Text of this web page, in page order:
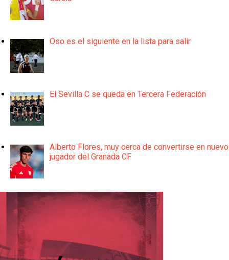
Oso es el siguiente en la lista para salir
El Sevilla C se queda en Tercera Federación
Alberto Flores, muy cerca de convertirse en nuevo
jugador del Granada CF